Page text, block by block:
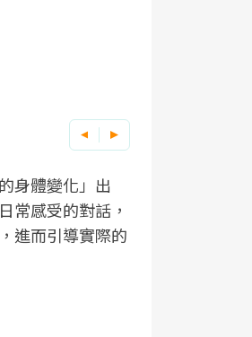
身體變化」出
常感受的對話，
進而引導實際的